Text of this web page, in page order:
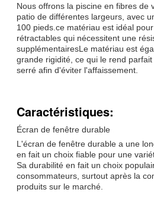
Nous offrons la piscine en fibres de
patio de différentes largeurs, avec
100 pieds.ce matériau est idéal
rétractables qui nécessitent une
supplémentairesLe matériau est
grande rigidité, ce qui le rend
serré afin d'éviter l'affaissement.
Caractéristiques:
Écran de fenêtre durable
L'écran de fenêtre durable a une
en fait un choix fiable pour une
Sa durabilité en fait un choix
consommateurs, surtout après la
produits sur le marché.